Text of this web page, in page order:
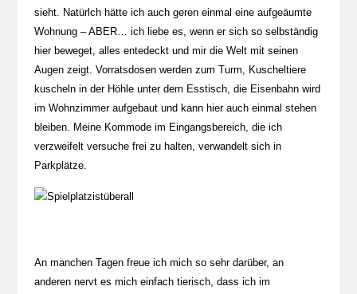
sieht. Natürlch hätte ich auch geren einmal eine aufgeäumte
Wohnung – ABER… ich liebe es, wenn er sich so selbständig
hier beweget, alles entedeckt und mir die Welt mit seinen
Augen zeigt. Vorratsdosen werden zum Turm, Kuscheltiere
kuscheln in der Höhle unter dem Esstisch, die Eisenbahn wird
im Wohnzimmer aufgebaut und kann hier auch einmal stehen
bleiben. Meine Kommode im Eingangsbereich, die ich
verzweifelt versuche frei zu halten, verwandelt sich in
Parkplätze.
An manchen Tagen freue ich mich so sehr darüber, an
anderen nervt es mich einfach tierisch, dass ich im